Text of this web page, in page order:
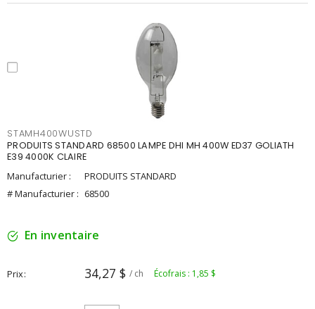
STAMH400WUSTD
PRODUITS STANDARD 68500 LAMPE DHI MH 400W ED37 GOLIATH
E39 4000K CLAIRE
Manufacturier :
PRODUITS STANDARD
# Manufacturier : 68500
En inventaire
Prix 34,27 $ / ch Écofrais : 1,85 $